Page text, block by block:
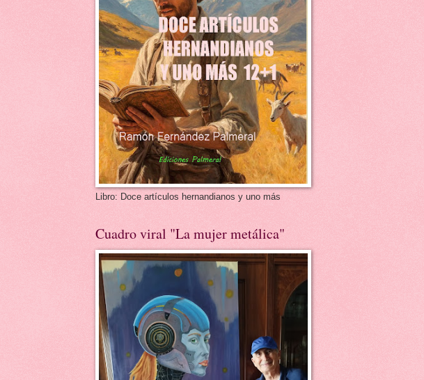
Libro: Doce artículos hernandianos y uno más
Cuadro viral "La mujer metálica"